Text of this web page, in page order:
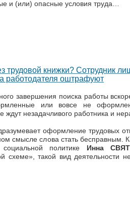
и (или) опасные условия труда…
трудовой книжки? Сотрудник
работодателя оштрафуют
завершения поиска работы
или вовсе не
ждут незадачливого работника и
оформление трудовых
смысле слова стать бесправным.
политике Инна
схеме», такой вид деятельности